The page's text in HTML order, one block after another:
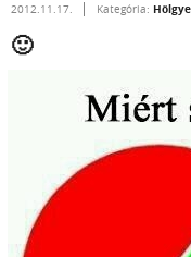
2012.11.17. Kategória:
🙂